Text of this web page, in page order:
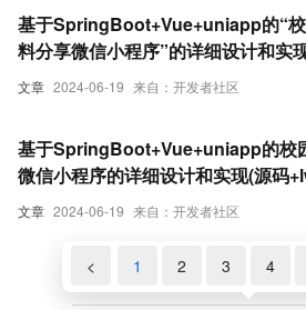
文章 2024-06-19 来自：开发者社区
基于SpringBoot+Vue+uniapp的“
料分享微信小程序”的详细设计和实
码+lw+部署文档+讲解等)
文章 2024-06-19 来自：开发者社区
基于SpringBoot+Vue+uniapp的校
微信小程序的详细设计和实现(源码
署文档+讲解等)
< 1 2 3 4